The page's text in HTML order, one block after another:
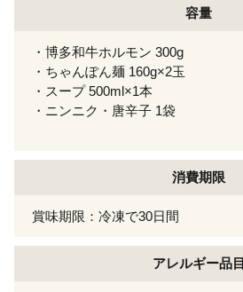
容量
・博多和牛ホルモン 300g
・ちゃんぽん麺 160g×2玉
・スープ 500ml×1本
・ニンニク・唐辛子 1袋
消費期限
賞味期限：冷凍で30日間
アレルギー品目